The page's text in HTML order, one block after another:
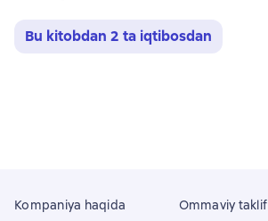
Bu kitobdan 2 ta iqtibosdan
Kompaniya haqida Ommaviy taklif